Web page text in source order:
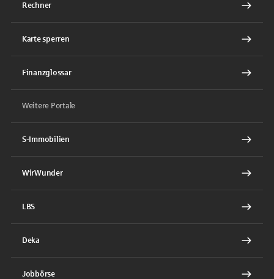
Rechner
Karte sperren
Finanzglossar
Weitere Portale
S-Immobilien
WirWunder
LBS
Deka
Jobbörse